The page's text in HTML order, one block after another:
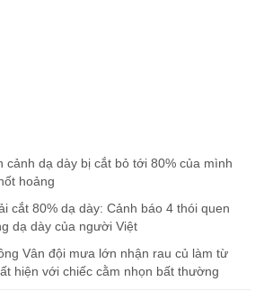
cảnh dạ dày bị cắt bỏ tới 80% của mình
hoảng
cắt 80% dạ dày: Cảnh báo 4 thói quen
dạ dày của người Việt
Vân đội mưa lớn nhận rau củ làm từ
hiện với chiếc cằm nhọn bất thường